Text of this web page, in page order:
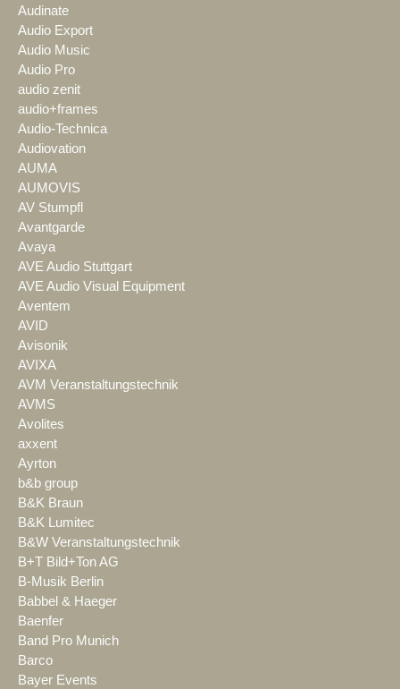
Audinate
Audio Export
Audio Music
Audio Pro
audio zenit
audio+frames
Audio-Technica
Audiovation
AUMA
AUMOVIS
AV Stumpfl
Avantgarde
Avaya
AVE Audio Stuttgart
AVE Audio Visual Equipment
Aventem
AVID
Avisonik
AVIXA
AVM Veranstaltungstechnik
AVMS
Avolites
axxent
Ayrton
b&b group
B&K Braun
B&K Lumitec
B&W Veranstaltungstechnik
B+T Bild+Ton AG
B-Musik Berlin
Babbel & Haeger
Baenfer
Band Pro Munich
Barco
Bayer Events